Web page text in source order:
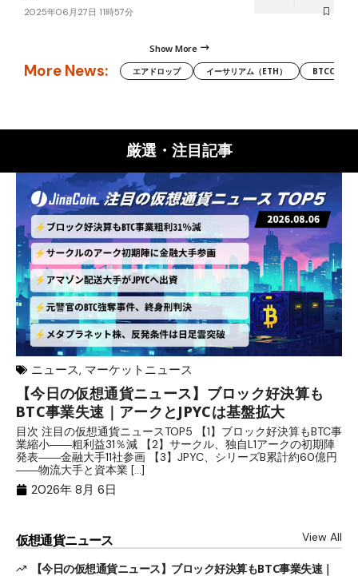
2025年06月27日 11時57分
Show More
More News: エアドロップ イーサリアム（ETH） BTCC
厳選・注目記事
ニュース, マーケットニュース
【今日の仮想通貨ニュース】ブロック好決算も
BTC事業失速｜アークとJPYCは基盤拡大
目次 注目の仮想通貨ニュースTOP5 【1】ブロック好決算もBTC事
業縮小――粗利益31％減 【2】サークル、独自L1アークの初期陣
発表――金融大手11社参画 【3】JPYC、シリーズB累計約60億円
――物流大手と資本業 […]
2026年 8月 6日
仮想通貨ニュース View All
【今日の仮想通貨ニュース】ブロック好決算もBTC事業失速｜